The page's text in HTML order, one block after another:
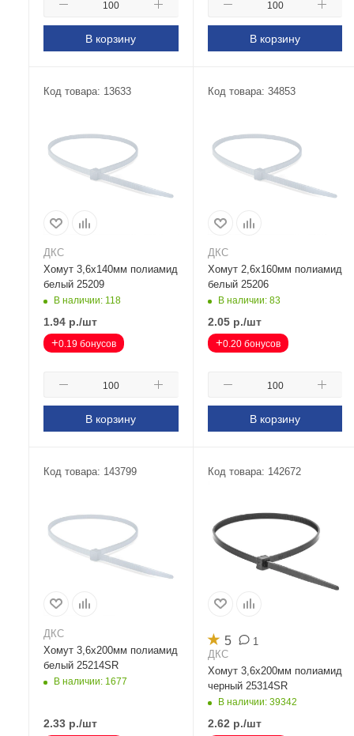
В корзину В корзину
Код товара: 13633
ДКС
Хомут 3,6х140мм полиамид
белый 25209
В наличии: 118
1.94 р./шт
+0.19 бонусов
В корзину
Код товара: 34853
ДКС
Хомут 2,6х160мм полиамид
белый 25206
В наличии: 83
2.05р./шт
+0.20 бонусов
В корзину
Код товара: 143799
ДКС
Хомут 3,6х200мм полиамид
белый 25214SR
В наличии: 1677
2.33 р./шт
Код товара: 142672
★ 5
1
ДКС
Хомут 3,6х200мм полиамид
черный 25314SR
В наличии: 39342
2.62 р./шт